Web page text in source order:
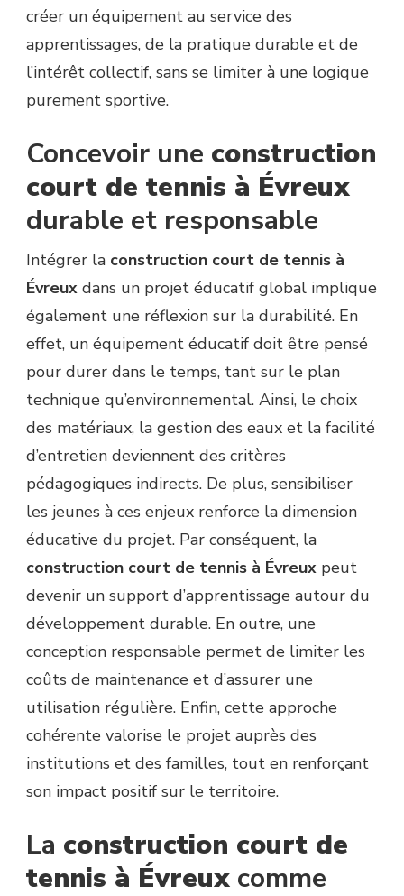
créer un équipement au service des
apprentissages, de la pratique durable et de
l’intérêt collectif, sans se limiter à une logique
purement sportive.
Concevoir une construction
court de tennis à Évreux
durable et responsable
Intégrer la construction court de tennis à
Évreux dans un projet éducatif global implique
également une réflexion sur la durabilité. En
effet, un équipement éducatif doit être pensé
pour durer dans le temps, tant sur le plan
technique qu’environnemental. Ainsi, le choix
des matériaux, la gestion des eaux et la facilité
d’entretien deviennent des critères
pédagogiques indirects. De plus, sensibiliser
les jeunes à ces enjeux renforce la dimension
éducative du projet. Par conséquent, la
construction court de tennis à Évreux peut
devenir un support d’apprentissage autour du
développement durable. En outre, une
conception responsable permet de limiter les
coûts de maintenance et d’assurer une
utilisation régulière. Enfin, cette approche
cohérente valorise le projet auprès des
institutions et des familles, tout en renforçant
son impact positif sur le territoire.
La construction court de
tennis à Évreux comme